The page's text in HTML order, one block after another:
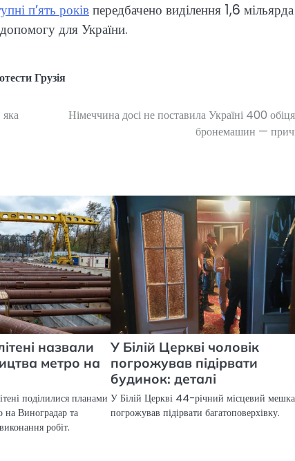
п’ять роківпередбачено виділення 1,6 мільярда
для України.
Грузія
Німеччина досі не поставила Україні 400
бронемашин —
назвали
метро на
поділилися планами
на Виноградар та
робіт.
У Білій Церкві чоловік
погрожував підірвати
будинок: деталі
У Білій Церкві 44-річний місцевий
погрожував підірвати багатоповерхівку.